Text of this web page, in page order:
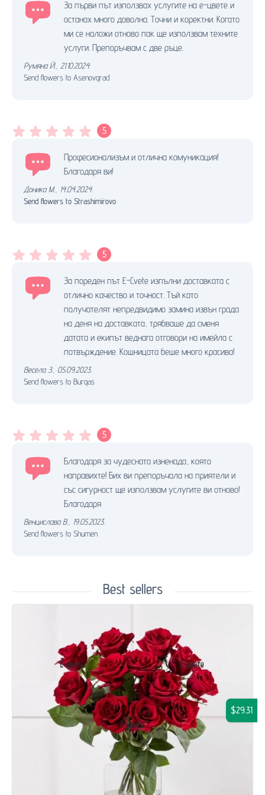
За първи път използвах услугите на е-цвете и
останах много доволна. Точни и коректни. Когато
ми се наложи отново пак ще използвам техните
услуги. Препоръчвам с две ръце.
Румяна Й. 21.10.2024.
Send flowers to Asenovgrad
5
Професионализъм и отлична комуникация!
Благодаря ви!
Доника М.
14.04.2024.
Send flowers to Strashimirovo
5
За пореден път E-Cvete изпълни доставката с
отлично качество и точност. Тъй като
получателят непредвидимо замина извън града
на деня на доставката, трябваше да сменя
датата и екипът веднага отговори на имейла с
потвърждение. Кошницата беше много красива!
Весела З. 05.09.2023.
Send flowers to Burgas
5
Благодаря за чудесната изненада, която
направихте! Бих ви препоръчала на приятели и
със сигурност ще използвам услугите ви отново!
Благодаря
Венцислава В.
19.05.2023.
Send flowers to Shumen
Best sellers
$29.31